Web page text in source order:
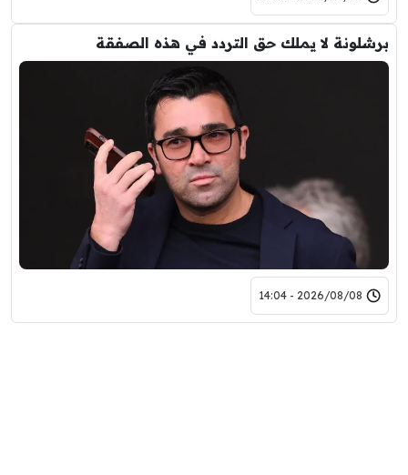
برشلونة لا يملك حق التردد في هذه الصفقة
2026/08/08 - 14:04